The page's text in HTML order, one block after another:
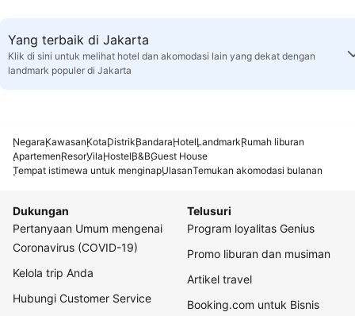
Yang terbaik di Jakarta
Klik di sini untuk melihat hotel dan akomodasi lain yang dekat dengan
landmark populer di Jakarta
NegaraKawasanKotaDistrikBandaraHotelLandmarkRumah liburan
ApartemenResorVilaHostelB&BGuest House
Tempat istimewa untuk menginapUlasanTemukan akomodasi bulanan
Dukungan
Pertanyaan Umum mengenai
Coronavirus (COVID-19)
Kelola trip Anda
Hubungi Customer Service
Telusuri
Program loyalitas Genius
Promo liburan dan musiman
Artikel travel
Booking.com untuk Bisnis